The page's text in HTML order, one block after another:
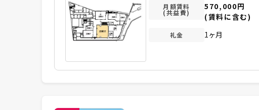
月額賃料
(共益費)
570,000円
(賃料に含む)
礼金 1ヶ月